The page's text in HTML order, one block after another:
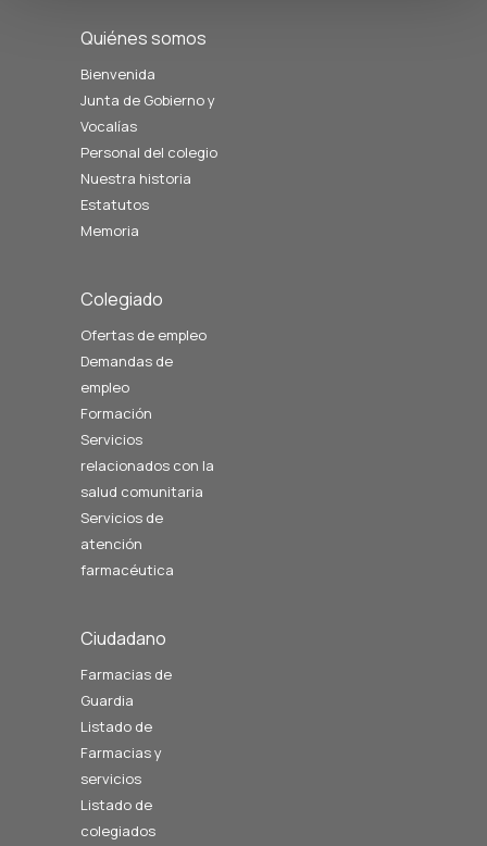
Quiénes somos
Bienvenida
Junta de Gobierno y
Vocalías
Personal del colegio
Nuestra historia
Estatutos
Memoria
Colegiado
Ofertas de empleo
Demandas de
empleo
Formación
Servicios
relacionados con la
salud comunitaria
Servicios de
atención
farmacéutica
Ciudadano
Farmacias de
Guardia
Listado de
Farmacias y
servicios
Listado de
colegiados